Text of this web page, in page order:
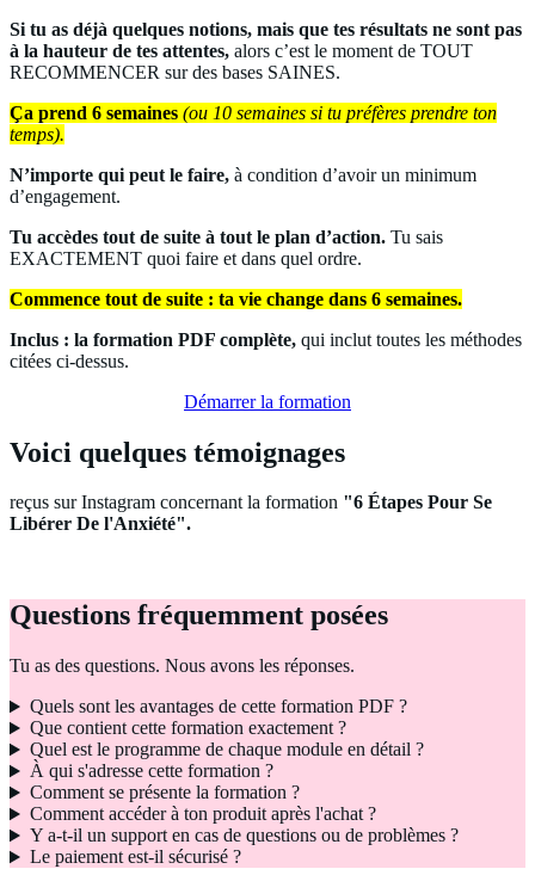
Si tu as déjà quelques notions, mais que tes résultats ne sont pas
à la hauteur de tes attentes, alors c’est le moment de TOUT
RECOMMENCER sur des bases SAINES.
Ça prend 6 semaines (ou 10 semaines si tu préfères prendre ton
temps).
N’importe qui peut le faire, à condition d’avoir un minimum
d’engagement.
Tu accèdes tout de suite à tout le plan d’action. Tu sais
EXACTEMENT quoi faire et dans quel ordre.
Commence tout de suite : ta vie change dans 6 semaines.
Inclus : la formation PDF complète, qui inclut toutes les méthodes
citées ci-dessus.
Démarrer la formation
Voici quelques témoignages
reçus sur Instagram concernant la formation "6 Étapes Pour Se
Libérer De l'Anxiété".
Questions fréquemment posées
Tu as des questions. Nous avons les réponses.
Quels sont les avantages de cette formation PDF ?
Que contient cette formation exactement ?
Quel est le programme de chaque module en détail ?
À qui s'adresse cette formation ?
Comment se présente la formation ?
Comment accéder à ton produit après l'achat ?
Y a-t-il un support en cas de questions ou de problèmes ?
Le paiement est-il sécurisé ?